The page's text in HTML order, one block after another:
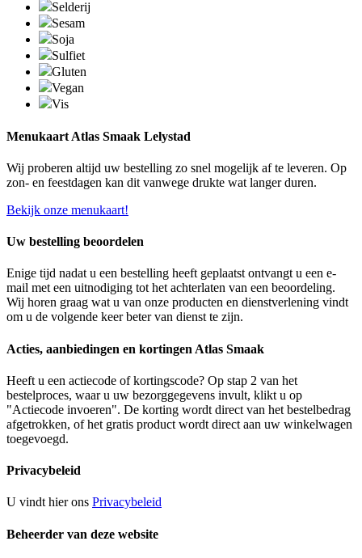
Selderij
Sesam
Soja
Sulfiet
Gluten
Vegan
Vis
Menukaart Atlas Smaak Lelystad
Wij proberen altijd uw bestelling zo snel mogelijk af te leveren. Op
zon- en feestdagen kan dit vanwege drukte wat langer duren.
Bekijk onze menukaart!
Uw bestelling beoordelen
Enige tijd nadat u een bestelling heeft geplaatst ontvangt u een e-
mail met een uitnodiging tot het achterlaten van een beoordeling.
Wij horen graag wat u van onze producten en dienstverlening vindt
om u de volgende keer beter van dienst te zijn.
Acties, aanbiedingen en kortingen Atlas Smaak
Heeft u een actiecode of kortingscode? Op stap 2 van het
bestelproces, waar u uw bezorggegevens invult, klikt u op
"Actiecode invoeren". De korting wordt direct van het bestelbedrag
afgetrokken, of het gratis product wordt direct aan uw winkelwagen
toegevoegd.
Privacybeleid
U vindt hier ons Privacybeleid
Beheerder van deze website